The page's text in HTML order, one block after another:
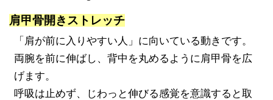
肩甲骨開きストレッチ
「肩が前に入りやすい人」に向いている動きです。
両腕を前に伸ばし、背中を丸めるように肩甲骨を広
げます。
呼吸は止めず、じわっと伸びる感覚を意識すると取